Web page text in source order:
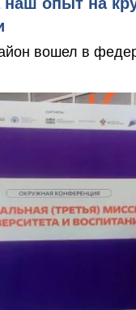
вошел в